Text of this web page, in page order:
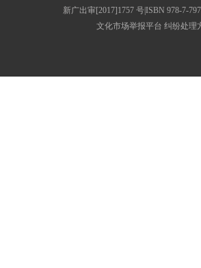
新广出审[2017]1757 号|ISBN 978-7-
文化市场举报平台 纠纷处理